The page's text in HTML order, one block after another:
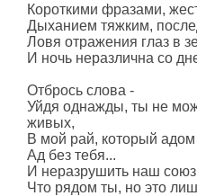
Короткими фразами,
Дыханием тяжким,
Ловя отражения глаз в
И ночь неразлична со
Отбрось слова -
Уйдя однажды, ты не
живых,
В мой рай, который адом
Ад без тебя...
И неразрушить наш
Что рядом ты, но это